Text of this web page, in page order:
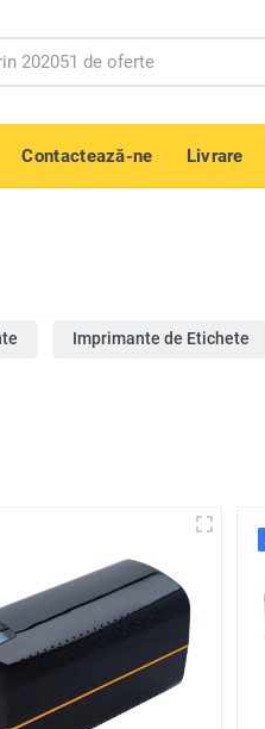
Contactează-ne Livrare
Imprimante de Etichete